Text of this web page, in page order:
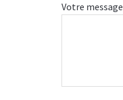
Votre message